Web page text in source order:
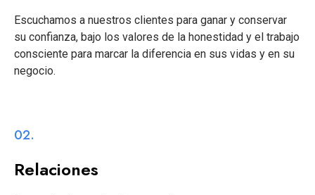
Escuchamos a nuestros clientes para ganar y conservar
su confianza, bajo los valores de la honestidad y el trabajo
consciente para marcar la diferencia en sus vidas y en su
negocio.
02.
Relaciones